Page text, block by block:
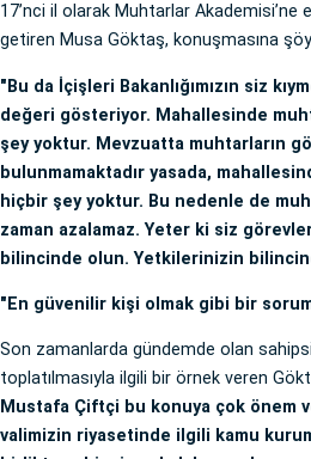
17’nci il olarak Muhtarlar Akademisi’ne
getiren Musa Göktaş, konuşmasına
"Bu da İçişleri Bakanlığımızın siz
değeri gösteriyor. Mahallesinde
şey yoktur. Mevzuatta muhtarların
bulunmamaktadır yasada,
hiçbir şey yoktur. Bu nedenle de
zaman azalamaz. Yeter ki siz
bilincinde olun. Yetkilerinizin
"En güvenilir kişi olmak gibi bir
Son zamanlarda gündemde olan
toplatılmasıyla ilgili bir örnek veren
Mustafa Çiftçi bu konuya çok önem
valimizin riyasetinde ilgili kamu